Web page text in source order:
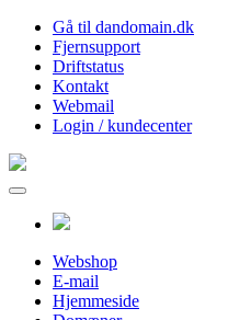
Gå til dandomain.dk
Fjernsupport
Driftstatus
Kontakt
Webmail
Login / kundecenter
Webshop
E-mail
Hjemmeside